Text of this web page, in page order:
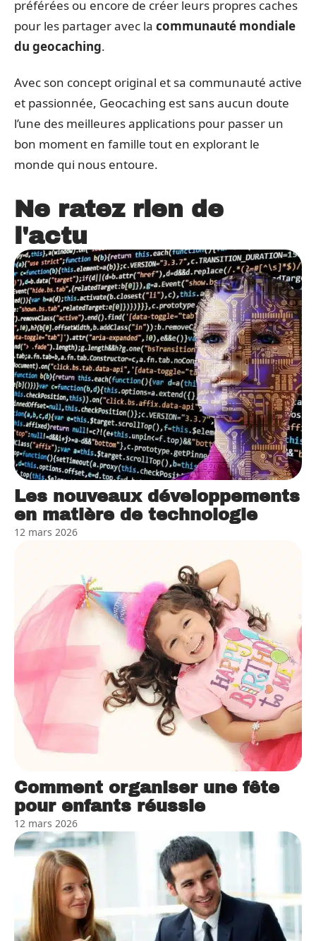
préférées ou encore de créer leurs propres caches
pour les partager avec la communauté mondiale
du geocaching.
Avec son concept original et sa communauté active
et passionnée, Geocaching est sans aucun doute
l’une des meilleures applications pour passer un
bon moment en famille tout en explorant le
monde qui nous entoure.
Ne ratez rien de
l'actu
Les nouveaux développements
en matière de technologie
12 mars 2026
Comment organiser une fête
pour enfants réussie
12 mars 2026